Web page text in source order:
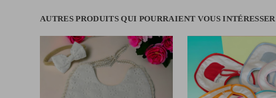
AUTRES PRODUITS QUI POURRAIENT VOUS INTÉRESSER